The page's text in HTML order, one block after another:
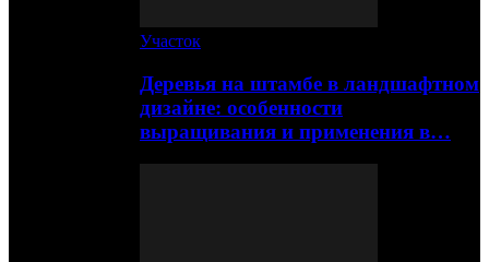
Участок
Деревья на штамбе в ландшафтном
дизайне: особенности
выращивания и применения в…